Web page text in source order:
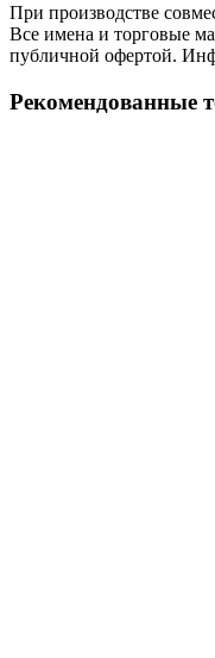
При производстве
Все имена и торговые
публичной офертой.
Рекомендованные